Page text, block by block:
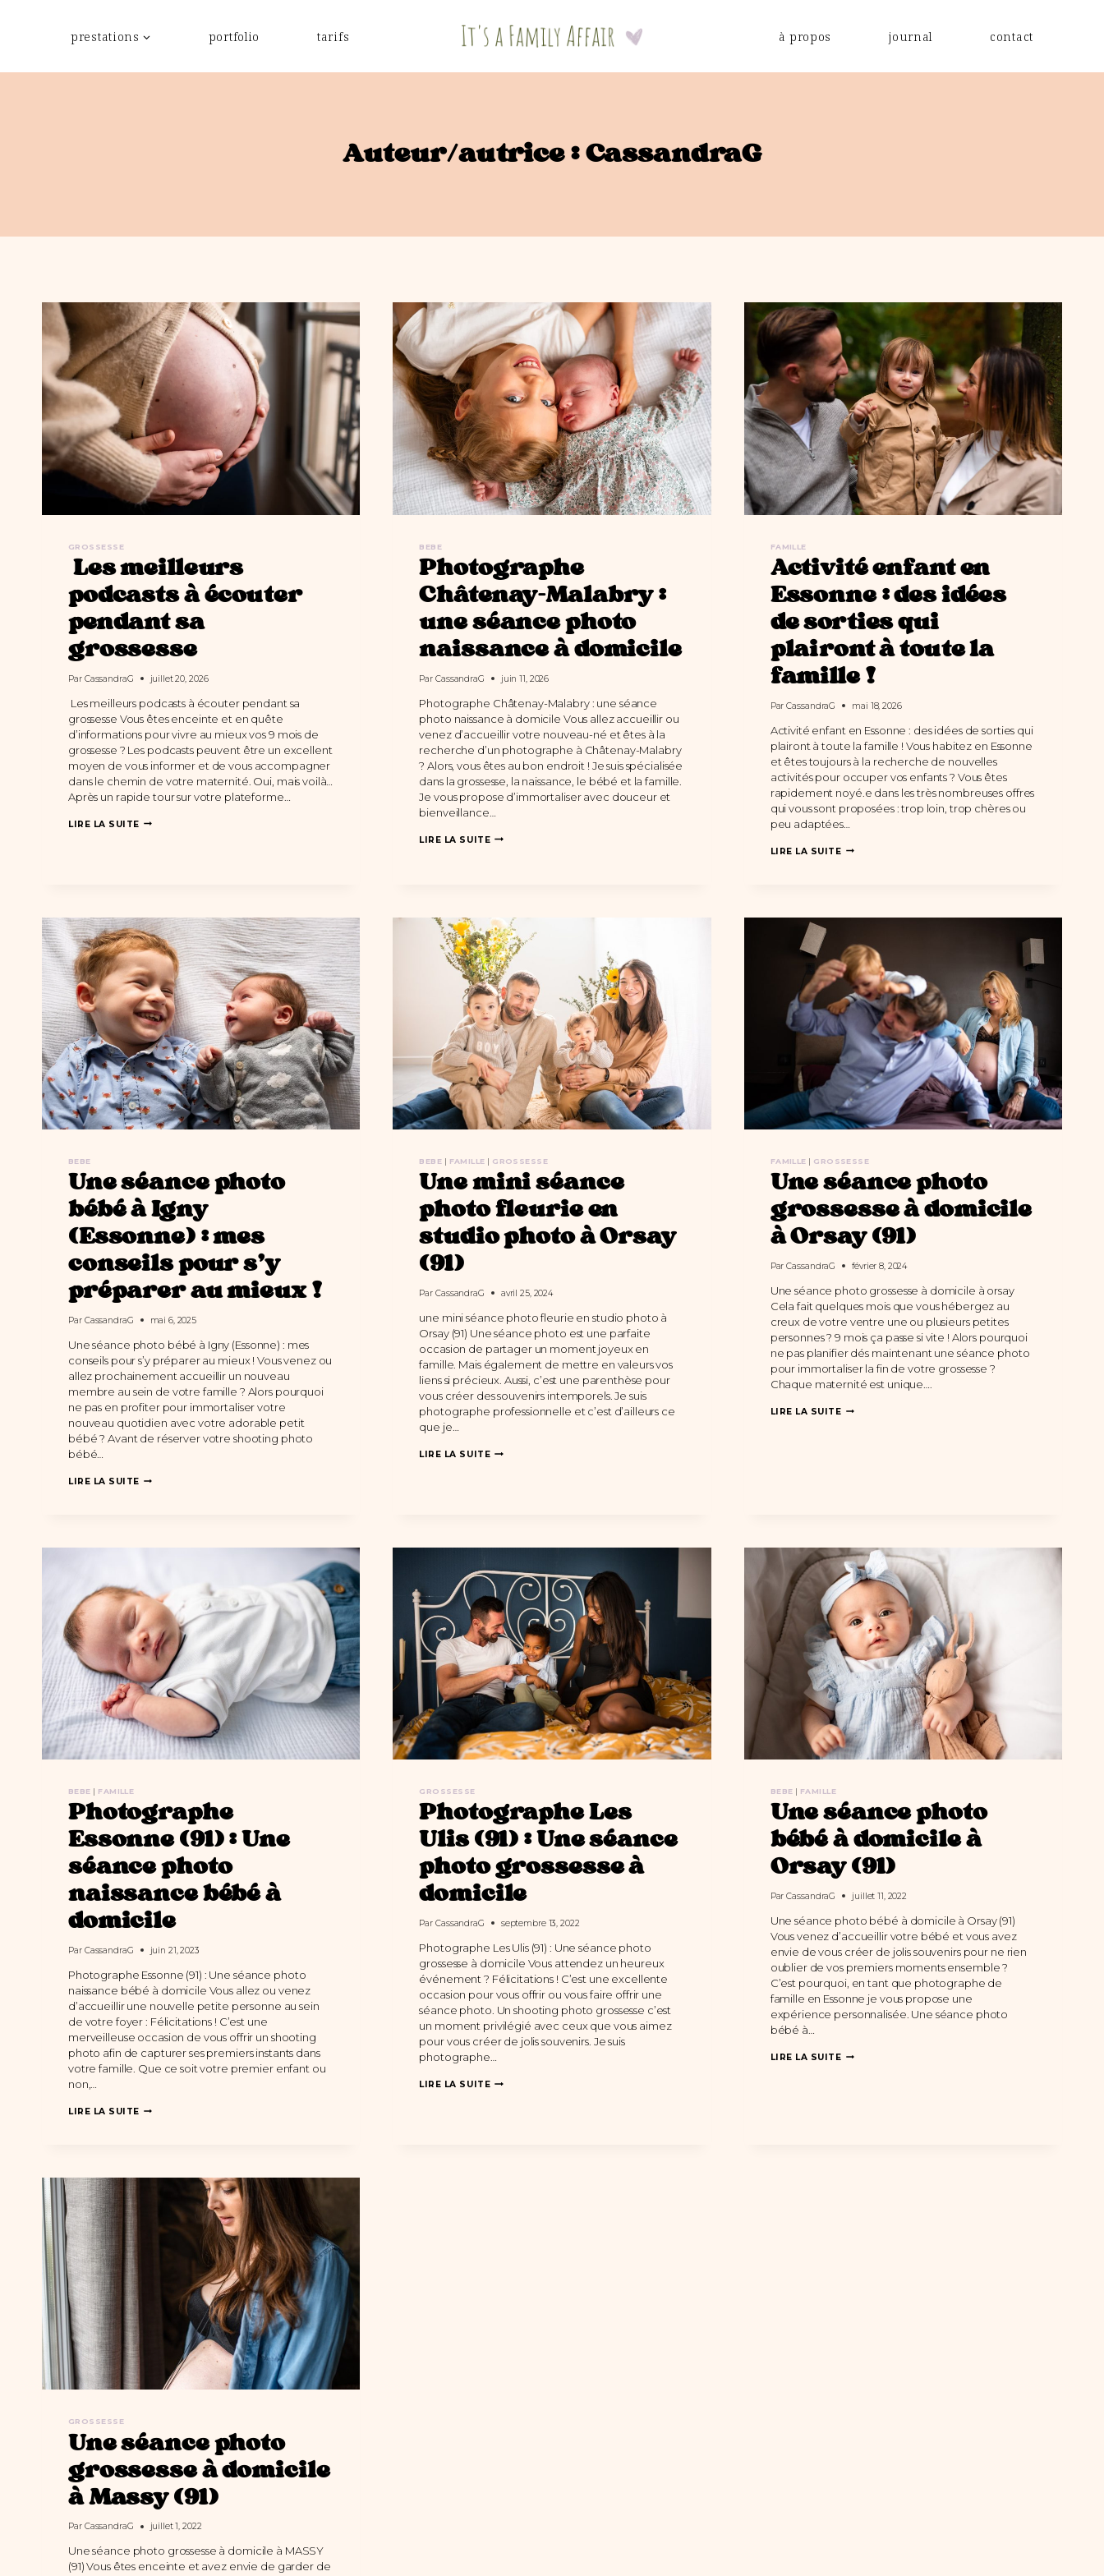
prestations portfolio tarifs à propos journal contact
Auteur/autrice : CassandraG
GROSSESSE
Les meilleurs
podcasts à écouter
pendant sa
grossesse
Par CassandraG juillet 20, 2026
Les meilleurs podcasts à écouter pendant sa
grossesse Vous êtes enceinte et en quête
d’informations pour vivre au mieux vos 9 mois de
grossesse ? Les podcasts peuvent être un excellent
moyen de vous informer et de vous accompagner
dans le chemin de votre maternité. Oui, mais voilà…
Après un rapide tour sur votre plateforme…
LIRE LA SUITELES
BEBE
Photographe
Châtenay-Malabry :
une séance photo
naissance à domicile
Par CassandraG juin 11, 2026
Photographe Châtenay-Malabry : une séance
photo naissance à domicile Vous allez accueillir ou
venez d’accueillir votre nouveau-né et êtes à la
recherche d’un photographe à Châtenay-Malabry
? Alors, vous êtes au bon endroit ! Je suis spécialisée
dans la grossesse, la naissance, le bébé et la famille.
Je vous propose d’immortaliser avec douceur et
bienveillance…
LIRE LA SUITEPHOTOGRAPHE
NAISSANCE
À
DOMICILE
FAMILLE
Activité enfant en
Essonne : des idées
de sorties qui
plairont à toute la
famille !
Par CassandraG mai 18, 2026
Activité enfant en Essonne : des idées de sorties qui
plairont à toute la famille ! Vous habitez en Essonne
et êtes toujours à la recherche de nouvelles
activités pour occuper vos enfants ? Vous êtes
rapidement noyé.e dans les très nombreuses offres
qui vous sont proposées : trop loin, trop chères ou
peu adaptées…
LIRE LA SUITEACTIVITÉ
SORTIES
QUI
PLAIRONT
À
TOUTE
LA
FAMILLE
!
BEBE
Une séance photo
bébé à Igny
(Essonne) : mes
conseils pour s’y
préparer au mieux !
Par CassandraG mai 6, 2025
Une séance photo bébé à Igny (Essonne) : mes
conseils pour s’y préparer au mieux ! Vous venez ou
allez prochainement accueillir un nouveau
membre au sein de votre famille ? Alors pourquoi
ne pas en profiter pour immortaliser votre
nouveau quotidien avec votre adorable petit
bébé ? Avant de réserver votre shooting photo
bébé…
LIRE LA SUITEUNE
CONSEILS
POUR
S’Y
PRÉPARER
AU
MIEUX
BEBE | FAMILLE | GROSSESSE
Une mini séance
photo fleurie en
studio photo à Orsay
(91)
Par CassandraG avril 25, 2024
une mini séance photo fleurie en studio photo à
Orsay (91) Une séance photo est une parfaite
occasion de partager un moment joyeux en
famille. Mais également de mettre en valeurs vos
liens si précieux. Aussi, c’est une parenthèse pour
vous créer des souvenirs intemporels. Je suis
photographe professionnelle et c’est d’ailleurs ce
que je…
LIRE LA SUITEUNE
À
(91)
FAMILLE | GROSSESSE
Une séance photo
grossesse à domicile
à Orsay (91)
Par CassandraG février 8, 2024
Une séance photo grossesse à domicile à orsay
Cela fait quelques mois que vous hébergez au
creux de votre ventre une ou plusieurs petites
personnes ? 9 mois ça passe si vite ! Alors pourquoi
ne pas planifier dés maintenant une séance photo
pour immortaliser la fin de votre grossesse ?
Chaque maternité est unique….
LIRE LA SUITEUNE
BEBE | FAMILLE
Photographe
Essonne (91) : Une
séance photo
naissance bébé à
domicile
Par CassandraG juin 21, 2023
Photographe Essonne (91) : Une séance photo
naissance bébé à domicile Vous allez ou venez
d’accueillir une nouvelle petite personne au sein
de votre foyer : Félicitations ! C’est une
merveilleuse occasion de vous offrir un shooting
photo afin de capturer ses premiers instants dans
votre famille. Que ce soit votre premier enfant ou
non,…
LIRE LA SUITEPHOTOGRAPHE
DOMICILE
GROSSESSE
Photographe Les
Ulis (91) : Une séance
photo grossesse à
domicile
Par CassandraG septembre 13, 2022
Photographe Les Ulis (91) : Une séance photo
grossesse à domicile Vous attendez un heureux
événement ? Félicitations ! C’est une excellente
occasion pour vous offrir ou vous faire offrir une
séance photo. Un shooting photo grossesse c’est
un moment privilégié avec ceux que vous aimez
pour vous créer de jolis souvenirs. Je suis
photographe…
LIRE LA SUITEPHOTOGRAPHE
BEBE | FAMILLE
Une séance photo
bébé à domicile à
Orsay (91)
Par CassandraG juillet 11, 2022
Une séance photo bébé à domicile à Orsay (91)
Vous venez d’accueillir votre bébé et vous avez
envie de vous créer de jolis souvenirs pour ne rien
oublier de vos premiers moments ensemble ?
C’est pourquoi, en tant que photographe de
famille en Essonne je vous propose une
expérience personnalisée. Une séance photo
bébé à…
LIRE LA SUITEUNE
GROSSESSE
Une séance photo
grossesse à domicile
à Massy (91)
Par CassandraG juillet 1, 2022
Une séance photo grossesse à domicile à MASSY
(91) Vous êtes enceinte et avez envie de garder de